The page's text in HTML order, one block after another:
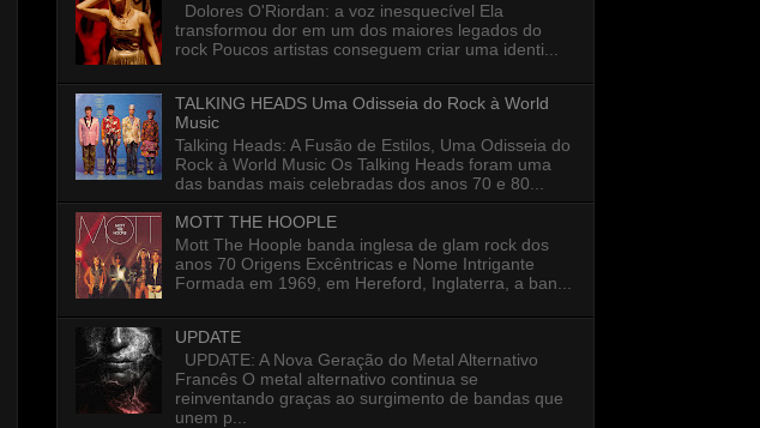
Dolores O'Riordan: a voz inesquecível Ela
transformou dor em um dos maiores legados do
rock Poucos artistas conseguem criar uma identi...
TALKING HEADS Uma Odisseia do Rock à World
Music
Talking Heads: A Fusão de Estilos, Uma Odisseia do
Rock à World Music Os Talking Heads foram uma
das bandas mais celebradas dos anos 70 e 80...
MOTT THE HOOPLE
Mott The Hoople banda inglesa de glam rock dos
anos 70 Origens Excêntricas e Nome Intrigante
Formada em 1969, em Hereford, Inglaterra, a ban...
UPDATE
UPDATE: A Nova Geração do Metal Alternativo
Francês O metal alternativo continua se
reinventando graças ao surgimento de bandas que
unem p...